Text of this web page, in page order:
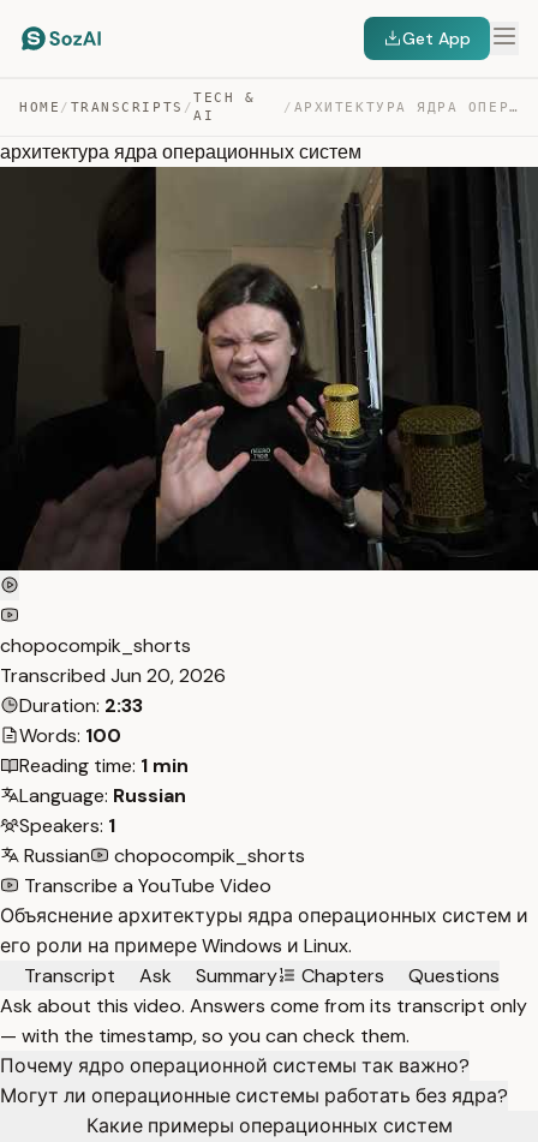
Get App
HOME / TRANSCRIPTS /
TECH &
AI
/ АРХИТЕКТУРА ЯДРА ОПЕРАЦИОННЫХ СИСТЕМ — TRANSCRIPT
архитектура ядра операционных систем
chopocompik_shorts
Transcribed Jun 20, 2026
Duration: 2:33
Words: 100
Reading time: 1 min
Language: Russian
Speakers: 1
Russian
chopocompik_shorts
Transcribe a YouTube Video
Объяснение архитектуры ядра операционных систем и
его роли на примере Windows и Linux.
Transcript
Ask Summary Chapters
Questions
Ask about this video. Answers come from its transcript only
— with the timestamp, so you can check them.
Почему ядро операционной системы так важно?
Могут ли операционные системы работать без ядра?
Какие примеры операционных систем